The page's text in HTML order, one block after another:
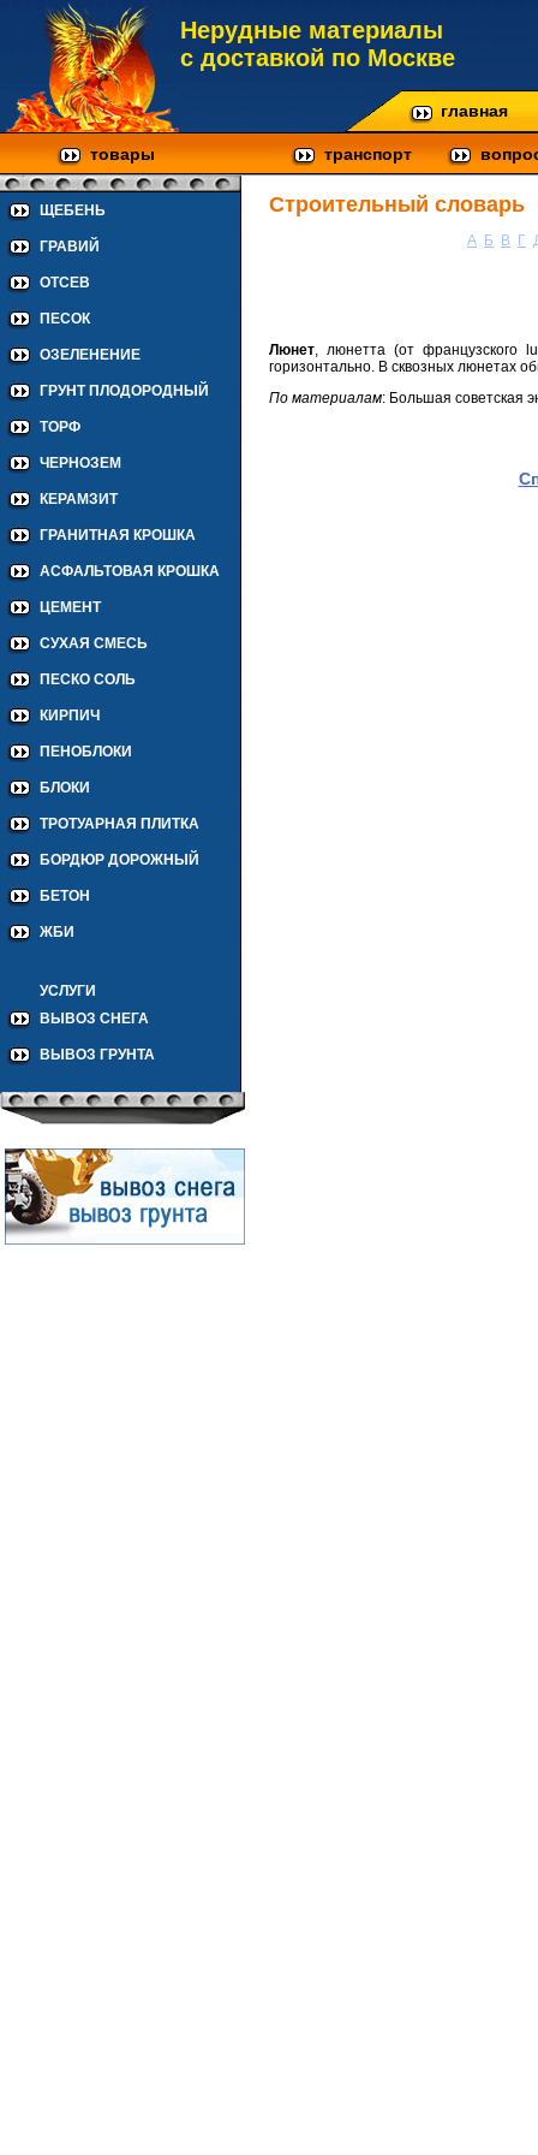
Нерудные материалы
с доставкой по Москве
главная
товары транспорт
ЩЕБЕНЬ
ГРАВИЙ
ОТСЕВ
ПЕСОК
ОЗЕЛЕНЕНИЕ
ГРУНТ ПЛОДОРОДНЫЙ
ТОРФ
ЧЕРНОЗЕМ
КЕРАМЗИТ
ГРАНИТНАЯ КРОШКА
АСФАЛЬТОВАЯ КРОШКА
ЦЕМЕНТ
СУХАЯ СМЕСЬ
ПЕСКО СОЛЬ
КИРПИЧ
ПЕНОБЛОКИ
БЛОКИ
ТРОТУАРНАЯ ПЛИТКА
БОРДЮР ДОРОЖНЫЙ
БЕТОН
ЖБИ
УСЛУГИ
ВЫВОЗ СНЕГА
ВЫВОЗ ГРУНТА
Строительный словарь
А Б В Г
Люнет, люнетта (от французского
горизонтально. В сквозных люнетах
По материалам: Большая советская